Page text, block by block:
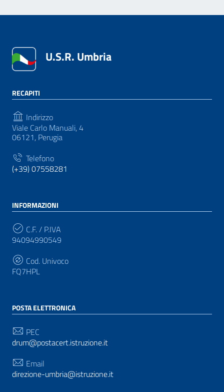
U.S.R. Umbria
RECAPITI
Indirizzo
Viale Carlo Manuali, 4
06121, Perugia
Telefono
(+39) 07558281
INFORMAZIONI
C.F. / P.IVA
94094990549
Cod. Univoco
FQ7HPL
POSTA ELETTRONICA
PEC
drum@postacert.istruzione.it
Email
direzione-umbria@istruzione.it